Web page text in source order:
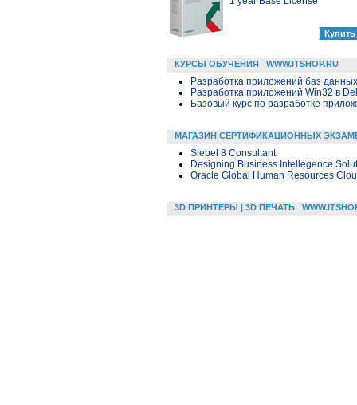
КУРСЫ ОБУЧЕНИЯ WWW.ITSHOP.RU
Разработка приложений баз
Разработка приложений Win32 в
Базовый курс по разработке
МАГАЗИН СЕРТИФИКАЦИОННЫХ
Siebel 8 Consultant
Designing Business Intellegence
Oracle Global Human Resources
3D ПРИНТЕРЫ | 3D ПЕЧАТЬ